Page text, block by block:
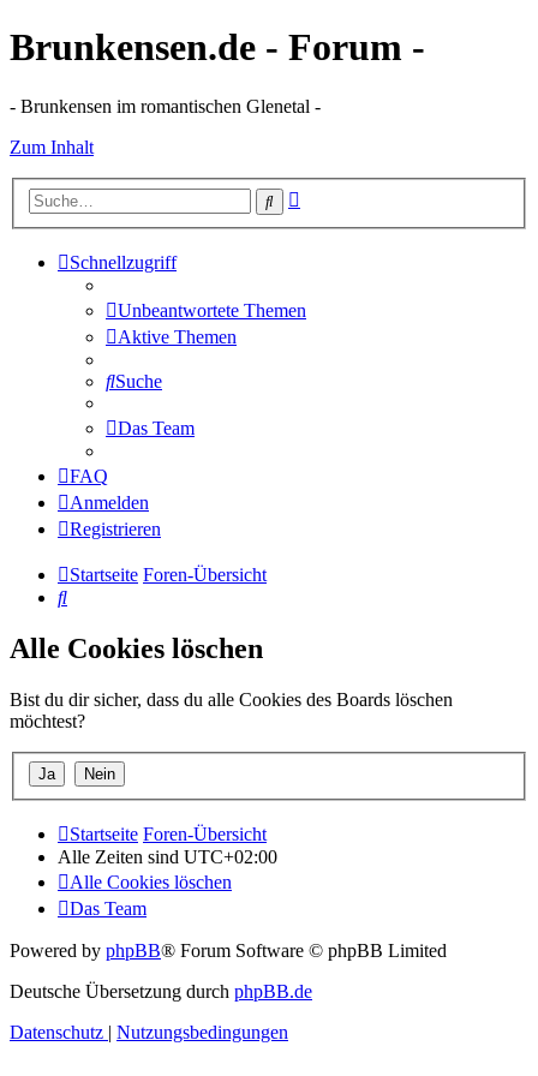
Brunkensen.de - Forum -
- Brunkensen im romantischen Glenetal -
Zum Inhalt
Suche
Schnellzugriff
Unbeantwortete Themen
Aktive Themen
Suche
Das Team
FAQ
Anmelden
Registrieren
Startseite Foren-Übersicht
Suche
Alle Cookies löschen
Bist du dir sicher, dass du alle Cookies des Boards löschen
möchtest?
Startseite Foren-Übersicht
Alle Zeiten sind UTC+02:00
Alle Cookies löschen
Das Team
Powered by phpBB® Forum Software © phpBB Limited
Deutsche Übersetzung durch phpBB.de
Datenschutz | Nutzungsbedingungen